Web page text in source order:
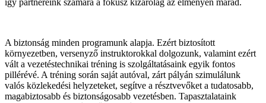
így partnereink számára a fókusz kizárólag az élményen marad.
A biztonság minden programunk alapja. Ezért biztosított
környezetben, versenyző instruktorokkal dolgozunk, valamint ezért
vált a vezetéstechnikai tréning is szolgáltatásaink egyik fontos
pillérévé. A tréning során saját autóval, zárt pályán szimulálunk
valós közlekedési helyzeteket, segítve a résztvevőket a tudatosabb,
magabiztosabb és biztonságosabb vezetésben. Tapasztalataink